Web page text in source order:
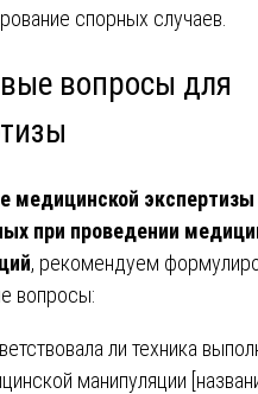
спорных случаев.
вопросы для
медицинской
при проведении
, рекомендуем
вопросы:
ли техника
манипуляции